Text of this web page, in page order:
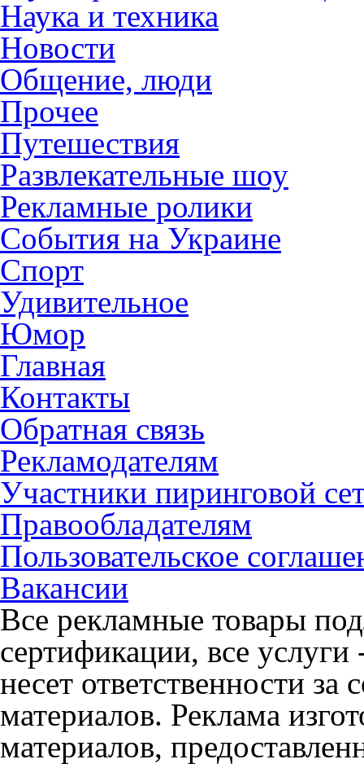
Наука и техника
Новости
Общение, люди
Прочее
Путешествия
Развлекательные шоу
Рекламные ролики
События на Украине
Спорт
Удивительное
Юмор
Главная
Контакты
Обратная связь
Рекламодателям
Участники пиринговой
Правообладателям
Пользовательское
Вакансии
Все рекламные товары
сертификации, все
несет ответственности
материалов. Реклама
материалов,